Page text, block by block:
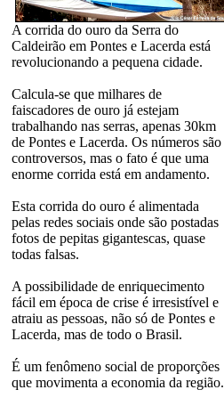
A corrida do ouro da Serra do
Caldeirão em Pontes e Lacerda está
revolucionando a pequena cidade.
Calcula-se que milhares de
faiscadores de ouro já estejam
trabalhando nas serras, apenas 30km
de Pontes e Lacerda. Os números são
controversos, mas o fato é que uma
enorme corrida está em andamento.
Esta corrida do ouro é alimentada
pelas redes sociais onde são postadas
fotos de pepitas gigantescas, quase
todas falsas.
A possibilidade de enriquecimento
fácil em época de crise é irresistível e
atraiu as pessoas, não só de Pontes e
Lacerda, mas de todo o Brasil.
É um fenômeno social de proporções
que movimenta a economia da região.